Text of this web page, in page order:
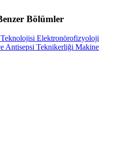
Bölümler
Elektronörofizyoloji
Antisepsi Teknikerliği Makine